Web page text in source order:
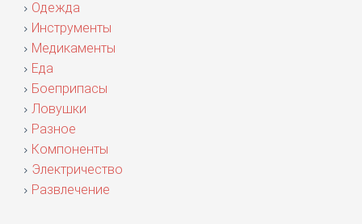
Одежда
Инструменты
Медикаменты
Еда
Боеприпасы
Ловушки
Разное
Компоненты
Электричество
Развлечение